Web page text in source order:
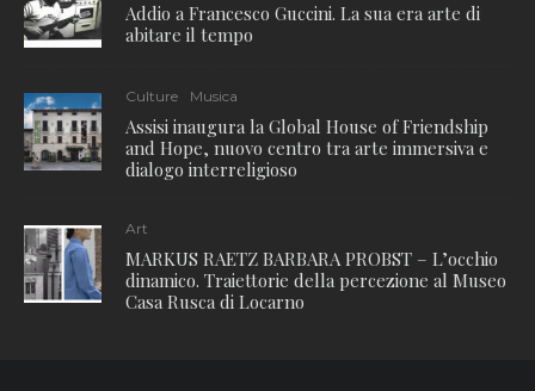
Addio a Francesco Guccini. La sua era arte di
abitare il tempo
Culture Musica
Assisi inaugura la Global House of Friendship
and Hope, nuovo centro tra arte immersiva e
dialogo interreligioso
Art
MARKUS RAETZ BARBARA PROBST – L’occhio
dinamico. Traiettorie della percezione al Museo
Casa Rusca di Locarno